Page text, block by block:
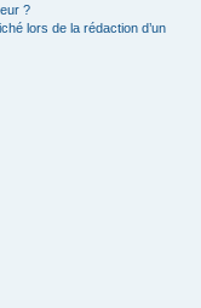
?
lors de la rédaction d’un